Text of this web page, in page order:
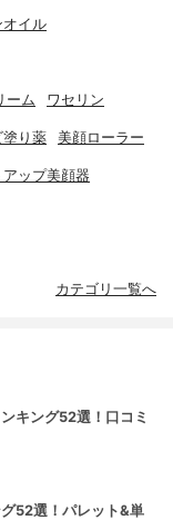
オイル
ーム ワセリン
塗り薬 美顔ローラー
アップ美顔器
カテゴリ一覧へ
キング52選！口コミ
52選！パレット&単